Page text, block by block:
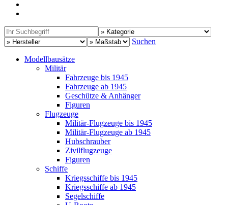
Suchen
Modellbausätze
Militär
Fahrzeuge bis 1945
Fahrzeuge ab 1945
Geschütze & Anhänger
Figuren
Flugzeuge
Militär-Flugzeuge bis 1945
Militär-Flugzeuge ab 1945
Hubschrauber
Zivilflugzeuge
Figuren
Schiffe
Kriegsschiffe bis 1945
Kriegsschiffe ab 1945
Segelschiffe